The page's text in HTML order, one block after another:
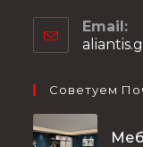
Email:
Советуем